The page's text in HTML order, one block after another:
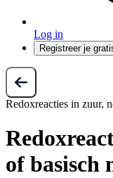
Log in
Registreer je
Redoxreacties in zuur,
of basisch